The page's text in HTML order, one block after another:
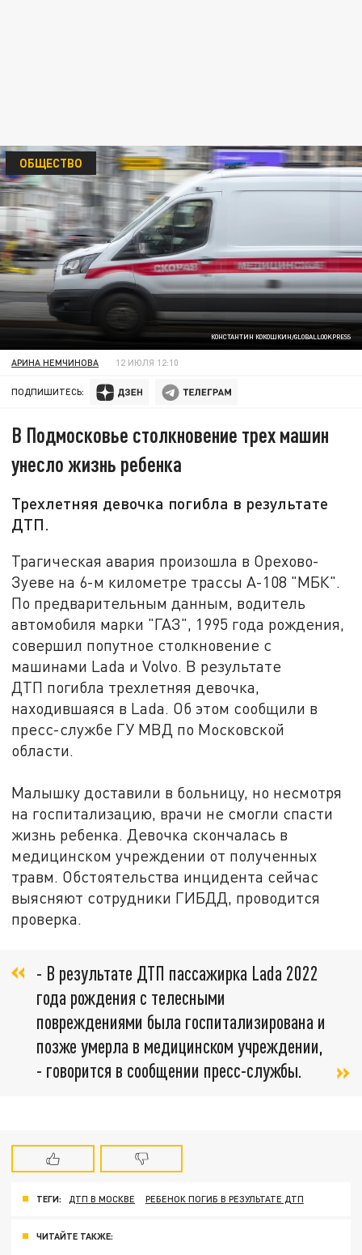
КОНСТАНТИН КОКОШКИН/GLOBALLOOKPRESS
ОБЩЕСТВО
АРИНА НЕМЧИНОВА 12 ИЮЛЯ 12:10
ПОДПИШИТЕСЬ:
В Подмосковье столкновение трех машин
унесло жизнь ребенка
Трехлетняя девочка погибла в результате
ДТП.
Трагическая авария произошла в Орехово-
Зуеве на 6-м километре трассы А-108 "МБК".
По предварительным данным, водитель
автомобиля марки "ГАЗ", 1995 года рождения,
совершил попутное столкновение с
машинами Lada и Volvo. В результате
ДТП погибла трехлетняя девочка,
находившаяся в Lada. Об этом сообщили в
пресс-службе ГУ МВД по Московской
области.
Малышку доставили в больницу, но несмотря
на госпитализацию, врачи не смогли спасти
жизнь ребенка. Девочка скончалась в
медицинском учреждении от полученных
травм. Обстоятельства инцидента сейчас
выясняют сотрудники ГИБДД, проводится
проверка.
- В результате ДТП пассажирка Lada 2022
года рождения с телесными
повреждениями была госпитализирована и
позже умерла в медицинском учреждении,
- говорится в сообщении пресс-службы.
ТЕГИ: ДТП В МОСКВЕ РЕБЕНОК ПОГИБ В РЕЗУЛЬТАТЕ ДТП
ЧИТАЙТЕ ТАКЖЕ: